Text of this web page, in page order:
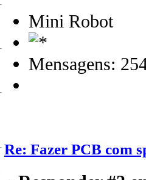
Mini Robot
Mensagens:
Re: Fazer PCB com